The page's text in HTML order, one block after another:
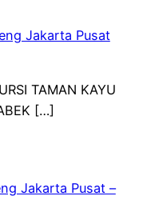
Jakarta Pusat
TAMAN KAYU
[…]
Jakarta Pusat –